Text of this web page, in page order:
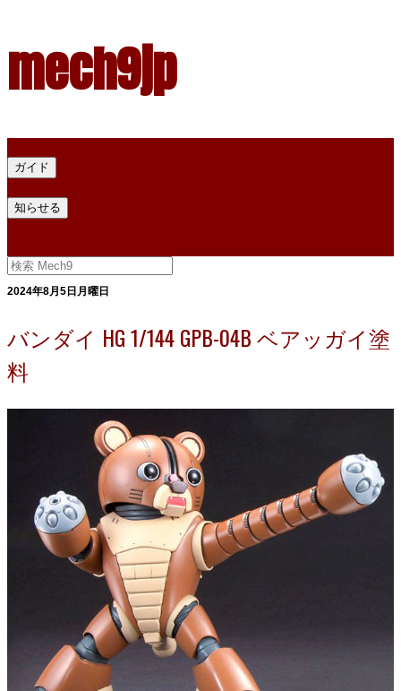
mech9jp
ガイド
知らせる
2024年8月5日月曜日
バンダイ HG 1/144 GPB-04B ベアッガイ塗
料